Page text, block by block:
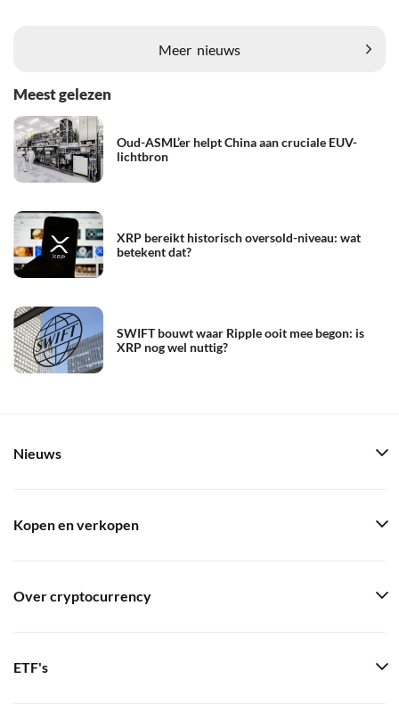
Meer nieuws
Meest gelezen
Oud-ASML’er helpt China aan cruciale EUV-
lichtbron
XRP bereikt historisch oversold-niveau: wat
betekent dat?
SWIFT bouwt waar Ripple ooit mee begon: is
XRP nog wel nuttig?
Nieuws
Kopen en verkopen
Over cryptocurrency
ETF's